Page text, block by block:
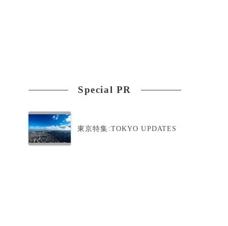
Special PR
東京特集:TOKYO UPDATES